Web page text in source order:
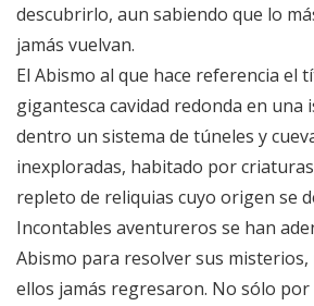
descubrirlo, aun sabiendo que lo
jamás vuelvan.
El Abismo al que hace referencia el
gigantesca cavidad redonda en una
dentro un sistema de túneles y
inexploradas, habitado por
repleto de reliquias cuyo origen se
Incontables aventureros se han
Abismo para resolver sus misterios,
ellos jamás regresaron. No sólo